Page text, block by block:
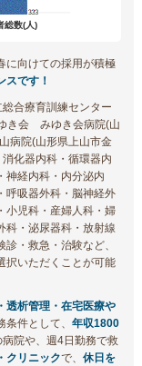
総数(人)
に向けての採用が積極
スです！
合療育訓練センター
き会 みゆき会病院(山
病院(山形県上山市金
化器内科・循環器内
神経内科・内分泌内
呼吸器外科・脳神経外
小児科・産婦人科・婦
科・泌尿器科・放射線
・救急・治験など、
択いただくことが可能
透析管理・在宅医療や
件として、 年収1800
院や、週4日勤務で救
クリニックで、 休日を